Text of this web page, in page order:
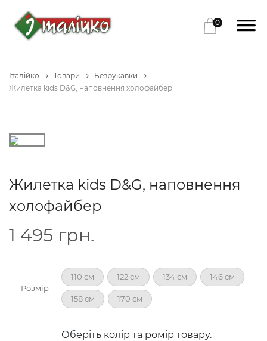
0
Італійко Товари
Безрукавки
Жилетка kids D&G, наповнення холофайбер
Жилетка kids D&G, наповнення
холофайбер
1 495 грн.
Розмір
110 см 122 см 134 см 146 см
158 см 170 см
Оберіть колір та ромір товару.